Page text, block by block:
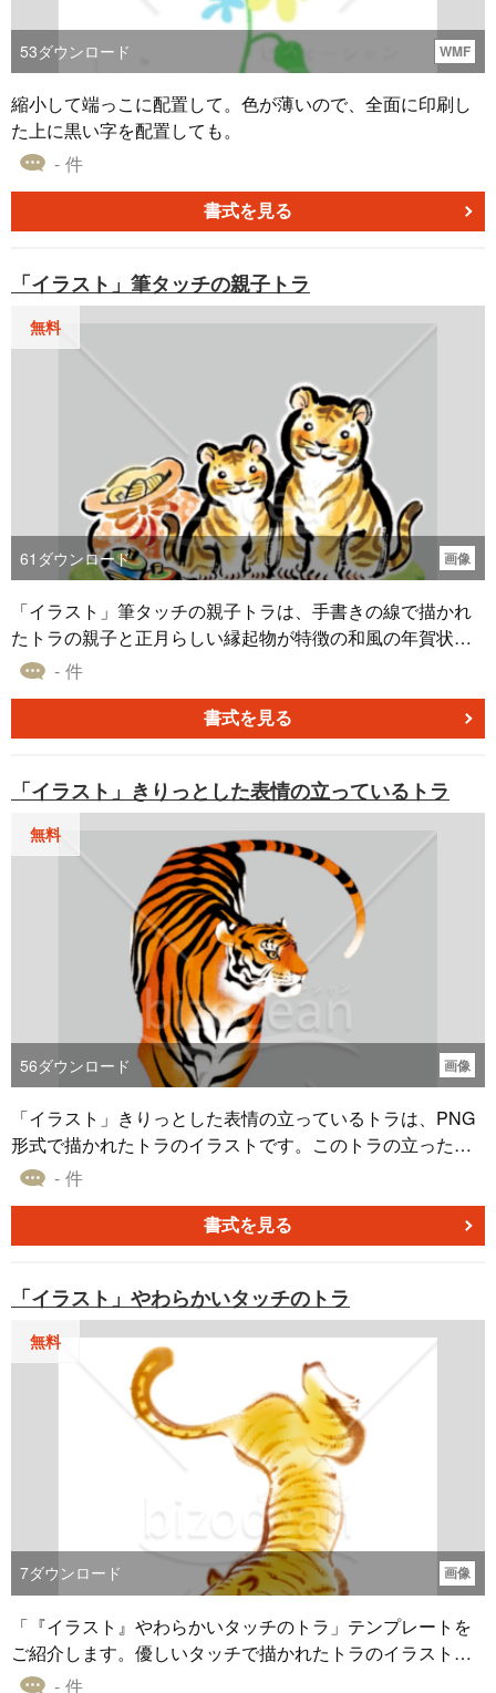
53ダウンロード WMF
縮小して端っこに配置して。色が薄いので、全面に印刷し
た上に黒い字を配置しても。
- 件
書式を見る
「イラスト」筆タッチの親子トラ
無料
61 ダウンロード 画像
「イラスト」筆タッチの親子トラは、手書きの線で描かれ
たトラの親子と正月らしい縁起物が特徴の和風の年賀状メ
ール素材です。寅年らしくて縁起の良い印象を与えるイラ
らしいデザインやアレンジが可能であり、受け手に印象深
いメールを贈ることができます。新年の挨拶を特別なもの
ることでしょう。ぜひ新年の挨拶にご活用ください。ダウ
ンロードは無料でご利用いただけます。
- 件
書式を見る
「イラスト」きりっとした表情の立っているトラ
無料
56ダウンロード 画像
「イラスト」きりっとした表情の立っているトラは、PNG
形式で描かれたトラのイラストです。このトラの立ったポ
ーズと目を見開いた表情は、注目を集めたいプレゼンテー
スター、パンフレット、教育資料など、多岐にわたる用途
で活用することができるでしょう。 透明な背景は、異なる
なデザインが可能です。このトラのイラストは無料でダウ
ンロードでき、誰でも気軽に使用できるため、様々なクリ
エイティブに取り入れやすいでしょう。
- 件
書式を見る
「イラスト」やわらかいタッチのトラ
無料
7ダウンロード 画像
「『イラスト』やわらかいタッチのトラ」テンプレートを
ご紹介します。優しいタッチで描かれたトラのイラストで
す。この素朴なデザインのトライラストはPNG形式で提供
- 件